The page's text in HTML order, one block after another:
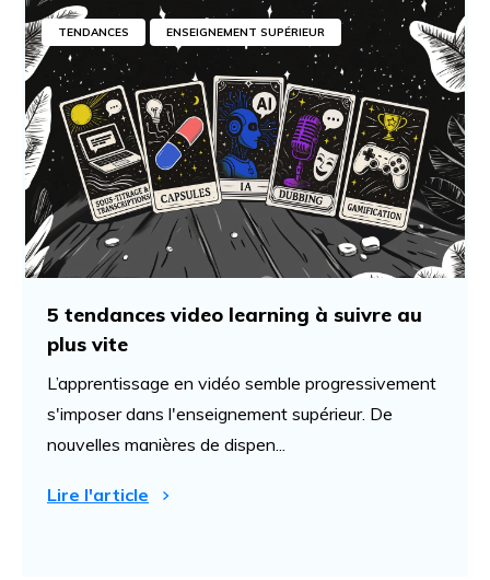
TENDANCES ENSEIGNEMENT SUPÉRIEUR
5 tendances video learning à suivre au
plus vite
L’apprentissage en vidéo semble progressivement
s'imposer dans l'enseignement supérieur. De
nouvelles manières de dispen...
Lire l'article